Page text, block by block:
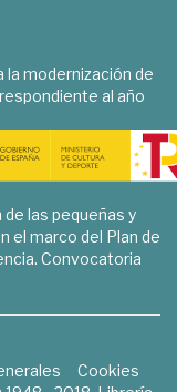
la modernización de
al año
las pequeñas y
el marco del Plan de
Convocatoria
Cookies